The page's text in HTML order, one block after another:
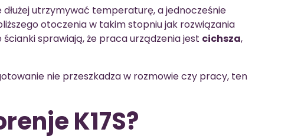
utrzymywać temperaturę, a jednocześnie
otoczenia w takim stopniu jak rozwiązania
sprawiają, że praca urządzenia jest cichsza,
nie przeszkadza w rozmowie czy pracy, ten
K17S?